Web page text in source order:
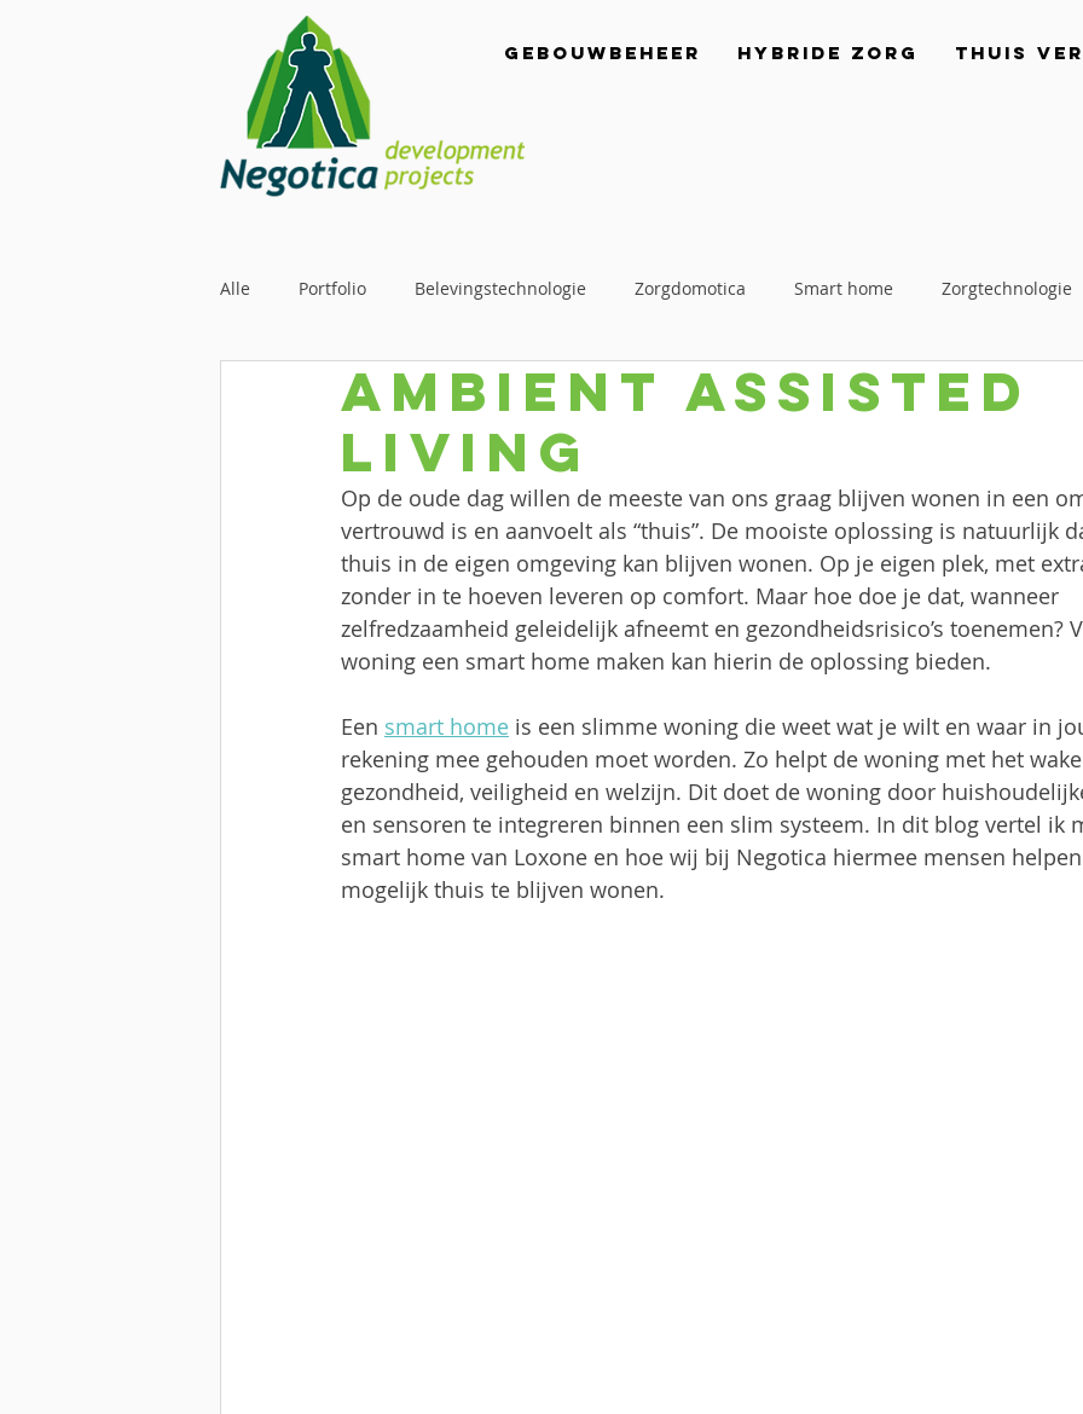
Gebouwbeheer Hybride Zorg Thuis
Alle Portfolio Belevingstechnologie Zorgdomotica Smart home Zorgtechnologie
Ambient Assisted
Living
Op de oude dag willen de meeste van ons graag blijven wonen in een
vertrouwd is en aanvoelt als “thuis”. De mooiste oplossing is natuurlijk
thuis in de eigen omgeving kan blijven wonen. Op je eigen plek, met
zonder in te hoeven leveren op comfort. Maar hoe doe je dat, wanneer
zelfredzaamheid geleidelijk afneemt en gezondheidsrisico’s toenemen?
woning een smart home maken kan hierin de oplossing bieden.
Een smart home is een slimme woning die weet wat je wilt en waar in
rekening mee gehouden moet worden. Zo helpt de woning met het
gezondheid, veiligheid en welzijn. Dit doet de woning door
en sensoren te integreren binnen een slim systeem. In dit blog vertel ik
smart home van Loxone en hoe wij bij Negotica hiermee mensen
mogelijk thuis te blijven wonen.